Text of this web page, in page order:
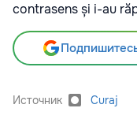
contrasens și i-au
Источник Curaj